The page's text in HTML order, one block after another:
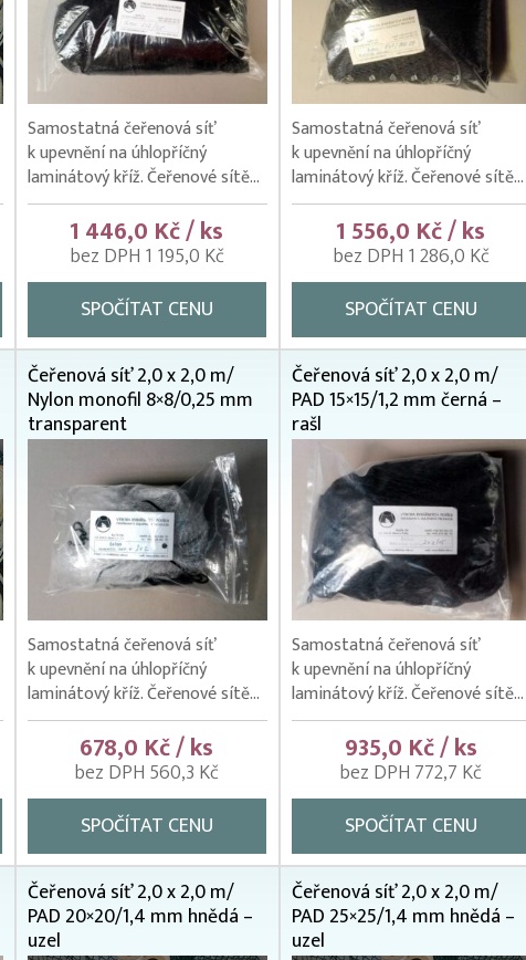
Samostatná čeřenová síť
k upevnění na úhlopříčný
laminátový kříž. Čeřenové sítě...
1 446,0 Kč / ks
bez DPH 1 195,0 Kč
SPOČÍTAT CENU
Samostatná čeřenová síť
k upevnění na úhlopříčný
laminátový kříž. Čeřenové sítě...
1 556,0 Kč / ks
bez DPH 1 286,0 Kč
SPOČÍTAT CENU
Čeřenová síť 2,0 x 2,0 m/
Nylon monofil 8×8/0,25 mm
transparent
Samostatná čeřenová síť
k upevnění na úhlopříčný
laminátový kříž. Čeřenové sítě...
678,0 Kč / ks
bez DPH 560,3 Kč
SPOČÍTAT CENU
Čeřenová síť 2,0 x 2,0 m/
PAD 15×15/1,2 mm černá –
rašl
Samostatná čeřenová síť
k upevnění na úhlopříčný
laminátový kříž. Čeřenové sítě...
935,0 Kč / ks
bez DPH 772,7 Kč
SPOČÍTAT CENU
Čeřenová síť 2,0 x 2,0 m/
PAD 20×20/1,4 mm hnědá –
uzel
Čeřenová síť 2,0 x 2,0 m/
PAD 25×25/1,4 mm hnědá –
uzel